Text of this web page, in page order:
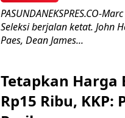
PASUNDANEKSPRES.CO-
Seleksi berjalan ketat. John
Paes, Dean James...
Tetapkan Harga
Rp15 Ribu,